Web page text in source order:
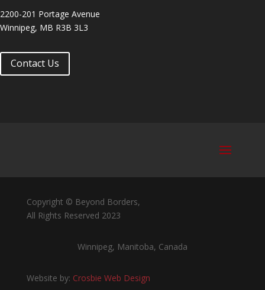
2200-201 Portage Avenue
Winnipeg, MB R3B 3L3
Contact Us
Copyright © Beyond Borders,
All Rights Reserved 2023
Winnipeg, Manitoba, Canada
Website by: Crosbie Web Design